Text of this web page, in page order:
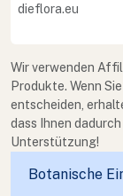
dieflora.eu
Wir verwenden
Produkte. Wenn
entscheiden,
dass Ihnen
Unterstützung!
Botanische